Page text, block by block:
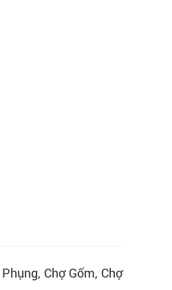
Chợ Gốm, Chợ